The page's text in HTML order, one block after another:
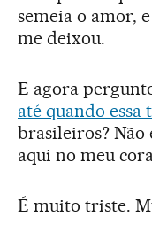
semeia o amor,
me deixou.
E agora
até quando essa
brasileiros? Não
aqui no meu
É muito triste.